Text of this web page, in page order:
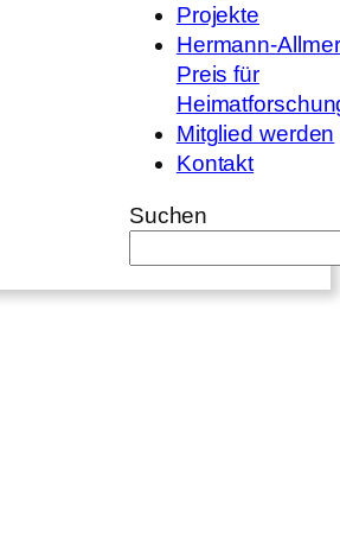
Projekte
Hermann-
Preis für
Mitglied werden
Kontakt
Suchen